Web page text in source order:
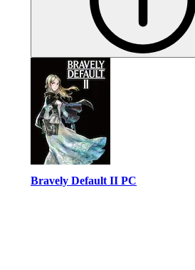
Bravely Default II PC